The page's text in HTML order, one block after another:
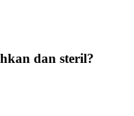
dan steril?